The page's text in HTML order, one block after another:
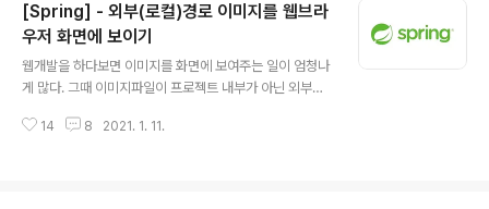
애는 방법과 개발자가 정의한 프로퍼티 값들을 관리할 수
있는 방법을 예제코드와 함께 알아보자. application.pro
peties(.yml) 파일에 개발자 정의 프로퍼티 추가 사용자
에게 이미지파일을 응답하기 위한 요청url과 요청을 서버
쪽 이미지가 있는 경로에 전달하기 위한 url 2개를 추가했
다. metadata.json 파일생성하기 커서를 경..
[Spring] - 외부(로컬)경로 이미지를 웹브라
우저 화면에 보이기
웹개발을 하다보면 이미지를 화면에 보여주는 일이 엄청나
게 많다. 그때 이미지파일이 프로젝트 내부가 아닌 외부경
파일업로드를 구현할때 File 객체를 생성해서 최상위 경로
14 8 2021. 1. 11.